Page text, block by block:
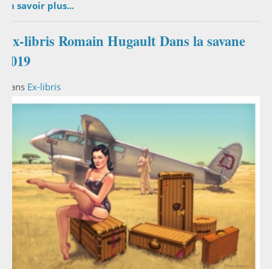
En savoir plus...
Ex-libris Romain Hugault Dans la savane
2019
Dans Ex-libris